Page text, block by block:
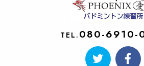
TEL. 080-6910-